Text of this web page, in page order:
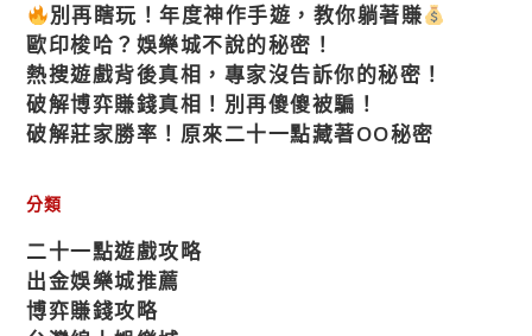
別再瞎玩！年度神作手遊，教你躺著賺
歐印梭哈？娛樂城不說的秘密！
熱搜遊戲背後真相，專家沒告訴你的秘密！
破解博弈賺錢真相！別再傻傻被騙！
破解莊家勝率！原來二十一點藏著OO秘密
分類
二十一點遊戲攻略
出金娛樂城推薦
博弈賺錢攻略